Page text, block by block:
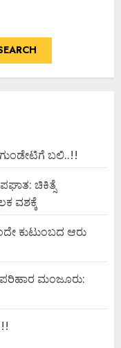
ಬಲಿ..!!
ಚಿಕಿತ್ಸೆ
ವಶಕ್ಕೆ
ಕುಟುಂಬದ ಆರು
ಪರಿಹಾರ ಮಂಜೂರು: